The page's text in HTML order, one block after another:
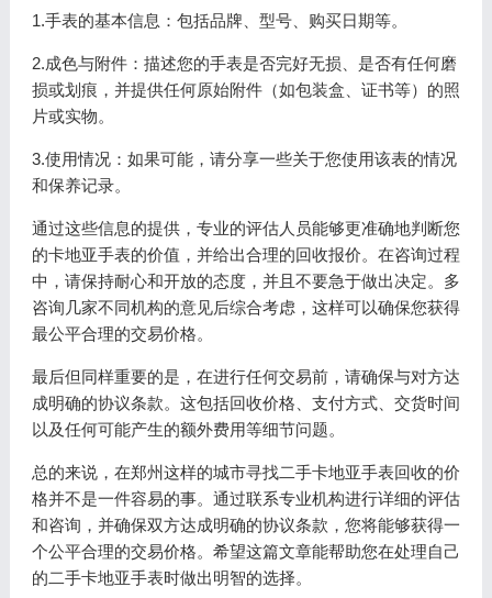
1.手表的基本信息：包括品牌、型号、购买日期等。
2.成色与附件：描述您的手表是否完好无损、是否有任何磨
损或划痕，并提供任何原始附件（如包装盒、证书等）的照
片或实物。
3.使用情况：如果可能，请分享一些关于您使用该表的情况
和保养记录。
通过这些信息的提供，专业的评估人员能够更准确地判断您
的卡地亚手表的价值，并给出合理的回收报价。在咨询过程
中，请保持耐心和开放的态度，并且不要急于做出决定。多
咨询几家不同机构的意见后综合考虑，这样可以确保您获得
最公平合理的交易价格。
最后但同样重要的是，在进行任何交易前，请确保与对方达
成明确的协议条款。这包括回收价格、支付方式、交货时间
以及任何可能产生的额外费用等细节问题。
总的来说，在郑州这样的城市寻找二手卡地亚手表回收的价
格并不是一件容易的事。通过联系专业机构进行详细的评估
和咨询，并确保双方达成明确的协议条款，您将能够获得一
个公平合理的交易价格。希望这篇文章能帮助您在处理自己
的二手卡地亚手表时做出明智的选择。